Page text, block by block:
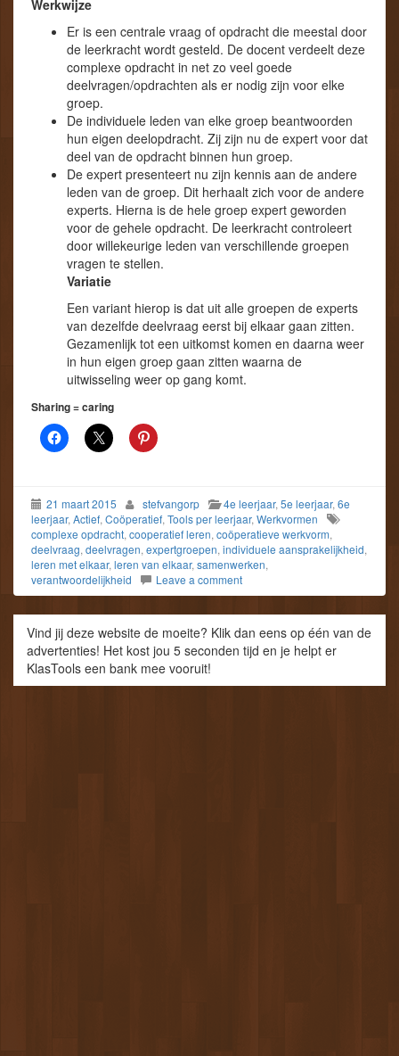
Werkwijze
Er is een centrale vraag of opdracht die meestal door
de leerkracht wordt gesteld. De docent verdeelt deze
complexe opdracht in net zo veel goede
deelvragen/opdrachten als er nodig zijn voor elke
groep.
De individuele leden van elke groep beantwoorden
hun eigen deelopdracht. Zij zijn nu de expert voor dat
deel van de opdracht binnen hun groep.
De expert presenteert nu zijn kennis aan de andere
leden van de groep. Dit herhaalt zich voor de andere
experts. Hierna is de hele groep expert geworden
voor de gehele opdracht. De leerkracht controleert
door willekeurige leden van verschillende groepen
vragen te stellen.
Variatie
Een variant hierop is dat uit alle groepen de experts
van dezelfde deelvraag eerst bij elkaar gaan zitten.
Gezamenlijk tot een uitkomst komen en daarna weer
in hun eigen groep gaan zitten waarna de
uitwisseling weer op gang komt.
Sharing = caring
21 maart 2015 stefvangorp 4e leerjaar, 5e leerjaar, 6e
leerjaar, Actief, Coöperatief, Tools per leerjaar, Werkvormen
complexe opdracht, cooperatief leren, coöperatieve werkvorm,
deelvraag, deelvragen, expertgroepen, individuele aansprakelijkheid,
leren met elkaar, leren van elkaar, samenwerken,
verantwoordelijkheid
Leave a comment
Vind jij deze website de moeite? Klik dan eens op één van de
advertenties! Het kost jou 5 seconden tijd en je helpt er
KlasTools een bank mee vooruit!